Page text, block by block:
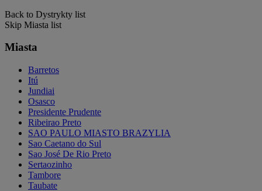
Back to Dystrykty list
Skip Miasta list
Miasta
Barretos
Itú
Jundiai
Osasco
Presidente Prudente
Ribeirao Preto
SAO PAULO MIASTO BRAZYLIA
Sao Caetano do Sul
Sao José De Rio Preto
Sertaozinho
Tambore
Taubate